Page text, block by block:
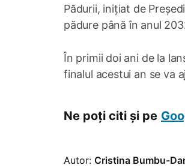
Pădurii, inițiat de
pădure până în anul
În primii doi ani de la
finalul acestui an se va
Ne poți citi și pe
Autor: Cristina Bumbu-